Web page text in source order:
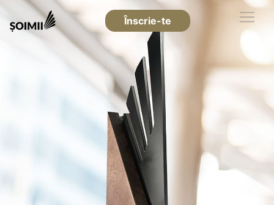
Înscrie-te